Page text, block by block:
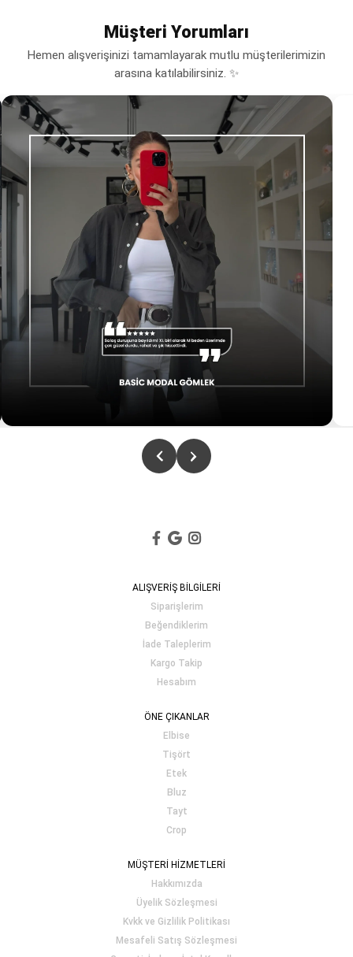
Müşteri Yorumları
Hemen alışverişinizi tamamlayarak mutlu müşterilerimizin
arasına katılabilirsiniz. ✨
ALIŞVERİŞ BİLGİLERİ
Siparişlerim
Beğendiklerim
İade Taleplerim
Kargo Takip
Hesabım
ÖNE ÇIKANLAR
Elbise
Tişört
Etek
Bluz
Tayt
Crop
MÜŞTERİ HİZMETLERİ
Hakkımızda
Üyelik Sözleşmesi
Kvkk ve Gizlilik Politikası
Mesafeli Satış Sözleşmesi